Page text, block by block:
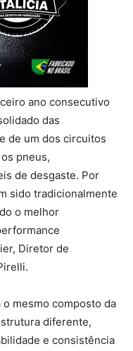
ano consecutivo
das
de um dos circuitos
pneus,
de desgaste. Por
sido tradicionalmente
o melhor
Diretor de
mesmo composto da
diferente,
e consistência